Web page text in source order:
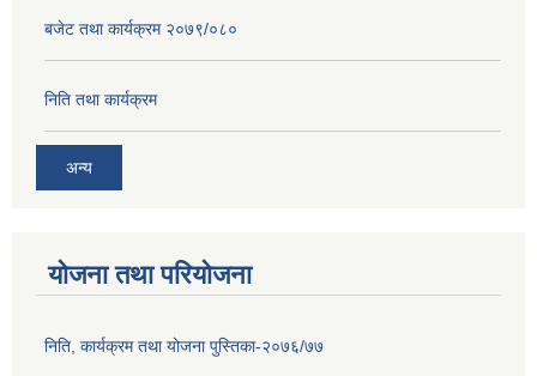
बजेट तथा कार्यक्रम २०७९/०८०
निति तथा कार्यक्रम
अन्य
योजना तथा परियोजना
निति, कार्यक्रम तथा योजना पुस्तिका-२०७६/७७